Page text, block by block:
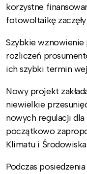
korzystne
fotowoltaikę
Szybkie wznowienie
rozliczeń
ich szybki termin
Nowy projekt
niewielkie
nowych regulacji
początkowo
Klimatu i
Podczas